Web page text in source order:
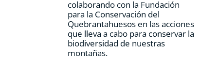
colaborando con la Fundación
para la Conservación del
Quebrantahuesos en las acciones
que lleva a cabo para conservar la
biodiversidad de nuestras
montañas.